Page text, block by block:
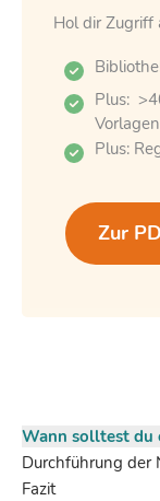
Wann solltest du
Durchführung der
Fazit
Hol dir Zugriff
Plus:
Vorlagen
Plus:
Zur